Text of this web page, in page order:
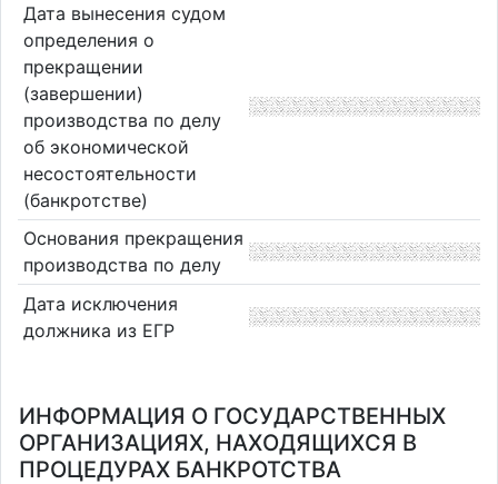
Дата вынесения судом
определения о
прекращении
(завершении)
производства по делу
об экономической
несостоятельности
(банкротстве)
Основания прекращения
производства по делу
Дата исключения
должника из ЕГР
ИНФОРМАЦИЯ О ГОСУДАРСТВЕННЫХ
ОРГАНИЗАЦИЯХ, НАХОДЯЩИХСЯ В
ПРОЦЕДУРАХ БАНКРОТСТВА